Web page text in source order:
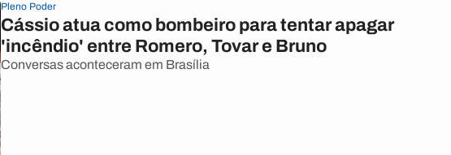
Pleno Poder
Cássio atua como bombeiro para tentar apagar
'incêndio' entre Romero, Tovar e Bruno
Conversas aconteceram em Brasília